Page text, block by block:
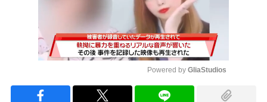
Powered by GliaStudios